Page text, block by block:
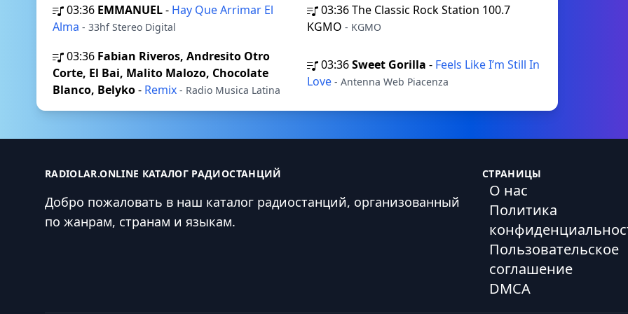
03:36 EMMANUEL- Hay Que Arrimar El
Alma - 33hf Stereo Digital
03:36The Classic Rock Station 100.7
KGMO - KGMO
03:36 Fabian Riveros, Andresito Otro
Corte, El Bai, Malito Malozo, Chocolate
Blanco, Belyko- Remix - Radio Musica Latina
03:36Sweet Gorilla - Feels Like I’m Still In
Love - Antenna Web Piacenza
RADIOLAR.ONLINE КАТАЛОГ РАДИОСТАНЦИЙ
Добро пожаловать в наш каталог радиостанций, организованный
по жанрам, странам и языкам.
СТРАНИЦЫ
О нас
Политика
Пользовательское
соглашение
DMCA